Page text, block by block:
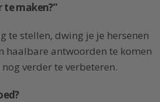
te maken?”
te stellen, dwing je je hersenen
haalbare antwoorden te komen
verder te verbeteren.